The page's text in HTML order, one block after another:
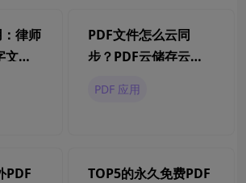
律师
文档
PDF文件怎么云同
步？PDF云储存云编
PDF 应用
PDF
TOP5的永久免费PDF